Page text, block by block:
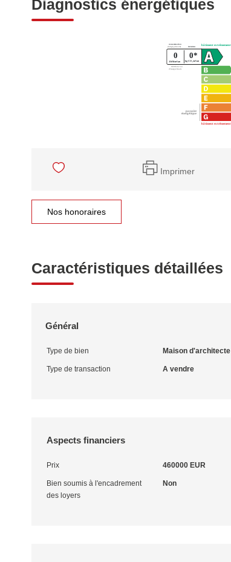
Diagnostics énergétiques
Imprimer
Nos honoraires
Caractéristiques détaillées
Général
Type de bien Maison d'architecte
Type de transaction A vendre
Aspects financiers
Prix 460000 EUR
Bien soumis à l'encadrement
des loyers
Non